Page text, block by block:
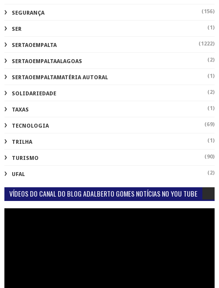
SEGURANÇA (156)
SER (1)
SERTAOEMPALTA (1222)
SERTAOEMPALTAALAGOAS (2)
SERTAOEMPALTAMATÉRIA AUTORAL (1)
SOLIDARIEDADE (2)
TAXAS (1)
TECNOLOGIA (69)
TRILHA (1)
TURISMO (90)
UFAL (2)
VÍDEOS DO CANAL DO BLOG ADALBERTO GOMES NOTÍCIAS NO YOU TUBE